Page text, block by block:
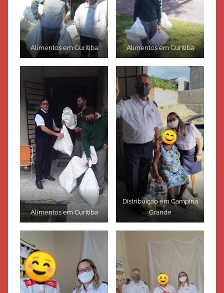
Alimentos em Curitiba Alimentos em Curitiba
Alimentos em Curitiba
Distribuição em Campina
Grande